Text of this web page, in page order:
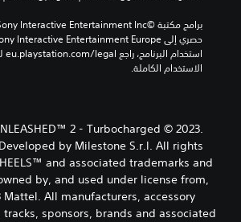
الاستخدام الكاملة.
2 - Turbocharged © 2023.
by Milestone S.r.l. All rights
and associated trademarks and
by, and used under license from,
All manufacturers, accessory
sponsors, brands and associated